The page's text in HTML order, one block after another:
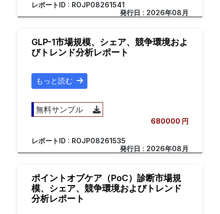
レポートID : ROJP08261541
発行日 : 2026年08月
GLP-1市場規模、シェア、競争環境およ
びトレンド分析レポート
もっと読む
無料サンプル
680000 円
レポートID : ROJP08261535
発行日 : 2026年08月
ポイントオブケア（PoC）診断市場規
模、シェア、競争環境およびトレンド
分析レポート